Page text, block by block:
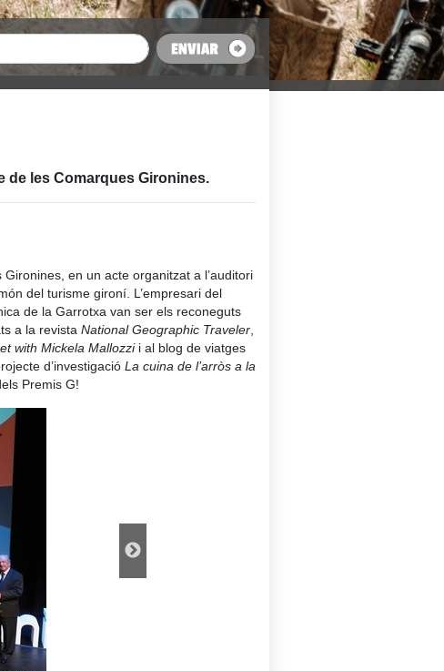
de les Comarques Gironines.
en un acte organitzat a l’auditori
del turisme gironí. L’empresari del
de la Garrotxa van ser els reconeguts
a la revista National Geographic Traveler
with Mickela Mallozzii al blog de viatges
d’investigació La cuina de l’arròs a la
Premis G!